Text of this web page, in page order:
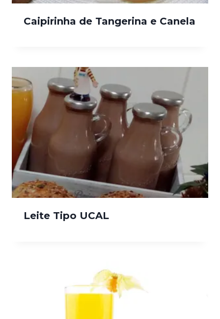
Caipirinha de Tangerina e Canela
Leite Tipo UCAL